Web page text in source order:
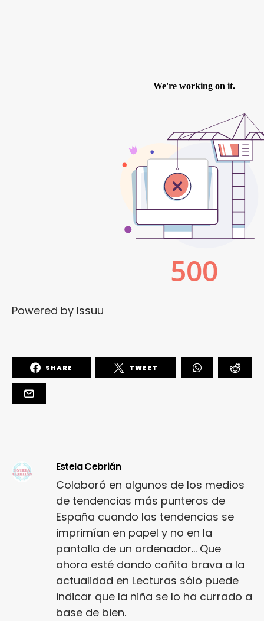
Powered by Issuu
SHARE TWEET
Estela Cebrián
Colaboró en algunos de los medios
de tendencias más punteros de
España cuando las tendencias se
imprimían en papel y no en la
pantalla de un ordenador... Que
ahora esté dando cañita brava a la
actualidad en Lecturas sólo puede
indicar que la niña se lo ha currado a
base de bien.